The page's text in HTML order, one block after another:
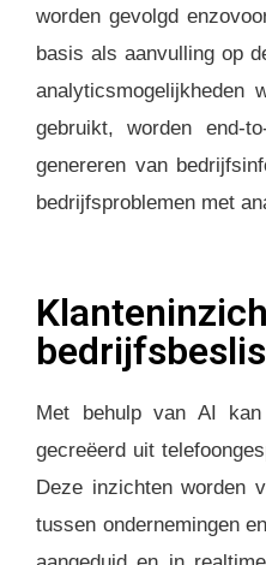
worden gevolgd
basis als aanvulling op
analyticsmogelijkheden
gebruikt, worden end-
genereren van
bedrijfsproblemen met
Met behulp van AI
gecreëerd uit
Deze inzichten worden
tussen ondernemingen